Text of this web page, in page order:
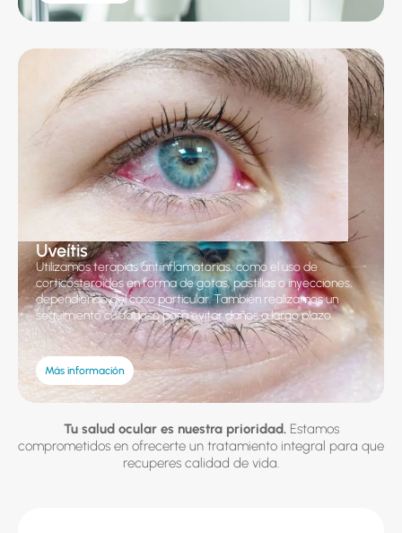
Uveítis
Utilizamos terapias antiinflamatorias, como el uso de
corticosteroides en forma de gotas, pastillas o inyecciones,
dependiendo del caso particular. También realizamos un
seguimiento cuidadoso para evitar daños a largo plazo.
Más información
Tu salud ocular es nuestra prioridad.Estamos
comprometidos en ofrecerte un tratamiento integral para que
recuperes calidad de vida.